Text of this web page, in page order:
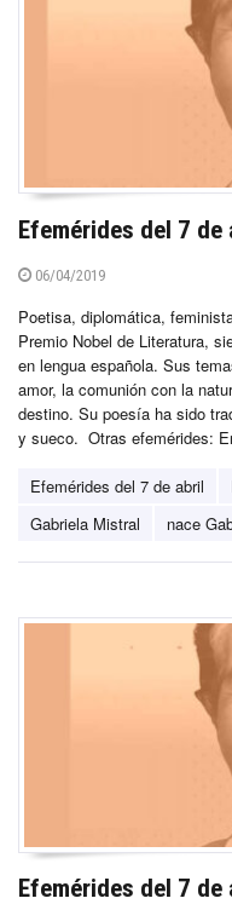
Efemérides del 7
06/04/2019
Poetisa, diplomática,
Premio Nobel de Literatura,
en lengua española. Sus
amor, la comunión con la
destino. Su poesía ha sido
y sueco. Otras efemérides:
Efemérides del 7 de abril
Gabriela Mistral
nace
Efemérides del 7